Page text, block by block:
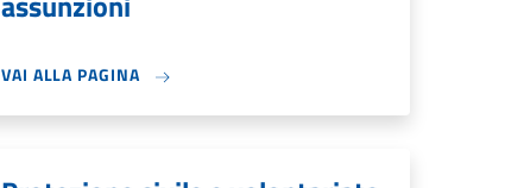
VAI ALLA PAGINA